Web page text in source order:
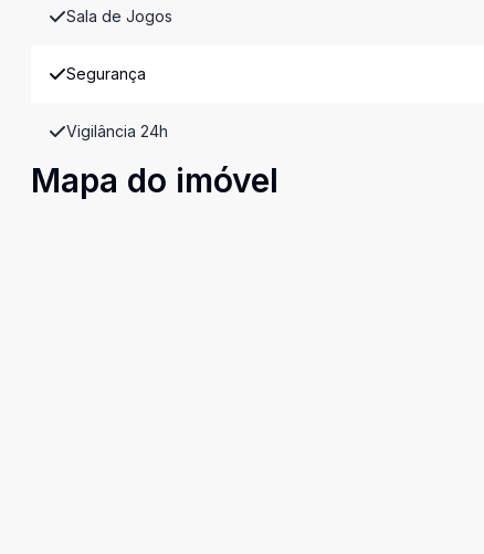
Sala de Jogos
Segurança
Vigilância 24h
Mapa do imóvel